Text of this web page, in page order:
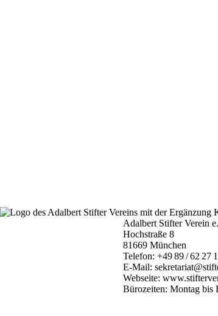
Adalbert Stifter Verein
Hochstraße 8
81669 München
Telefon:+49 89 / 62 27
E-Mail:
Webseite:
Bürozeiten: Montag bis